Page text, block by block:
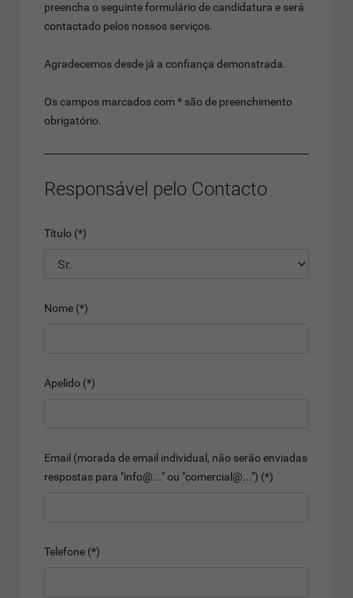
preencha o seguinte formulário de candidatura e será
contactado pelos nossos serviços.
Agradecemos desde já a confiança demonstrada.
Os campos marcados com * são de preenchimento
obrigatório.
Responsável pelo Contacto
Título (*)
Nome (*)
Apelido (*)
Email (morada de email individual, não serão enviadas
respostas para "info@..." ou "comercial@...") (*)
Telefone (*)